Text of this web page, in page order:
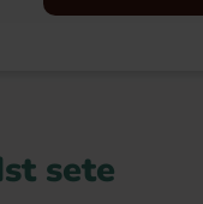
sete